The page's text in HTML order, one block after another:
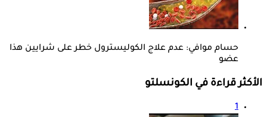
حسام موافي: عدم علاج الكوليسترول خطر على شرايين هذا
عضو
الأكثر قراءة في الكونسلتو
1